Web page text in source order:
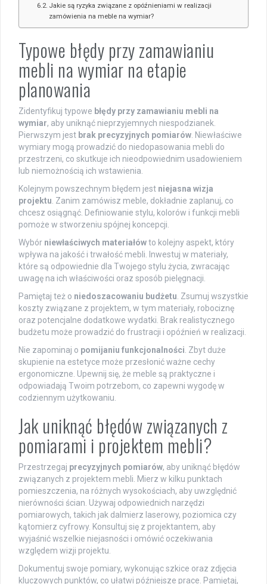
Jakie są ryzyka związane z opóźnieniami w realizacji
zamówienia na meble na wymiar?
Typowe błędy przy zamawianiu
mebli na wymiar na etapie
planowania
Zidentyfikuj typowe błędy przy zamawianiu mebli na
wymiar, aby uniknąć nieprzyjemnych niespodzianek.
Pierwszym jest brak precyzyjnych pomiarów . Niewłaściwe
wymiary mogą prowadzić do niedopasowania mebli do
przestrzeni, co skutkuje ich nieodpowiednim usadowieniem
lub niemożnością ich wstawienia.
Kolejnym powszechnym błędem jest niejasna wizja
projektu . Zanim zamówisz meble, dokładnie zaplanuj, co
chcesz osiągnąć. Definiowanie stylu, kolorów i funkcji mebli
pomoże w stworzeniu spójnej koncepcji.
Wybór niewłaściwych materiałówto kolejny aspekt, który
wpływa na jakość i trwałość mebli. Inwestuj w materiały,
które są odpowiednie dla Twojego stylu życia, zwracając
uwagę na ich właściwości oraz sposób pielęgnacji.
Pamiętaj też o niedoszacowaniu budżetu . Zsumuj wszystkie
koszty związane z projektem, w tym materiały, robociznę
oraz potencjalne dodatkowe wydatki. Brak realistycznego
budżetu może prowadzić do frustracji i opóźnień w realizacji.
Nie zapominaj o pomijaniu funkcjonalności . Zbyt duże
skupienie na estetyce może przesłonić ważne cechy
ergonomiczne. Upewnij się, że meble są praktyczne i
odpowiadają Twoim potrzebom, co zapewni wygodę w
codziennym użytkowaniu.
Jak uniknąć błędów związanych z
pomiarami i projektem mebli?
Przestrzegaj precyzyjnych pomiarów, aby uniknąć błędów
związanych z projektem mebli. Mierz w kilku punktach
pomieszczenia, na różnych wysokościach, aby uwzględnić
nierówności ścian. Używaj odpowiednich narzędzi
pomiarowych, takich jak dalmierz laserowy, poziomica czy
kątomierz cyfrowy. Konsultuj się z projektantem, aby
wyjaśnić wszelkie niejasności i omówić oczekiwania
względem wizji projektu.
Dokumentuj swoje pomiary, wykonując szkice oraz zdjęcia
kluczowych punktów, co ułatwi późniejsze prace. Pamiętaj,